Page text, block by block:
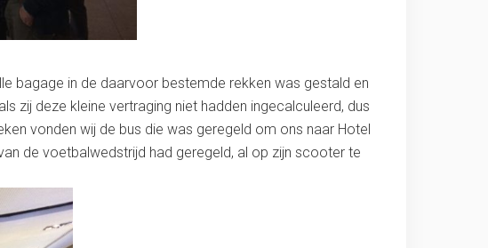
bagage in de daarvoor bestemde rekken was gestald en
zij deze kleine vertraging niet hadden ingecalculeerd, dus
vonden wij de bus die was geregeld om ons naar Hotel
de voetbalwedstrijd had geregeld, al op zijn scooter te